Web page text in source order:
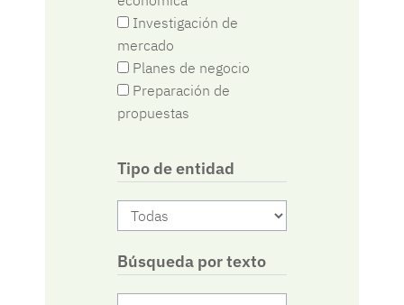
Investigación de
mercado
Planes de negocio
Preparación de
propuestas
Tipo de entidad
Búsqueda por texto